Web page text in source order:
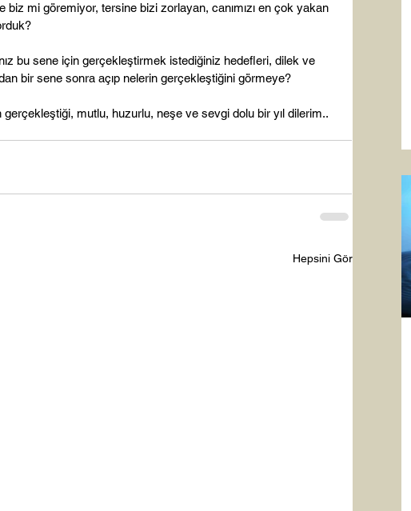
biz mi göremiyor, tersine bizi zorlayan, canımızı en çok yakan
bu sene için gerçekleştirmek istediğiniz hedefleri, dilek ve
bir sene sonra açıp nelerin gerçekleştiğini görmeye?
mutlu, huzurlu, neşe ve sevgi dolu bir yıl dilerim..
Hepsini Gör